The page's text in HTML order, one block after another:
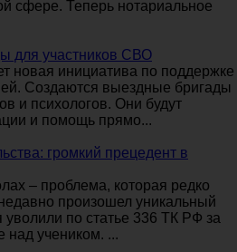
сфере. Теперь нотариальное
для участников СВО
новая инициатива по поддержке
Создаются выездные бригады
и психологов. Они будут
и помощь прямо...
громкий прецедент в
– проблема, которая редко
произошел уникальный
по статье 336 ТК РФ за
над учеником. ...